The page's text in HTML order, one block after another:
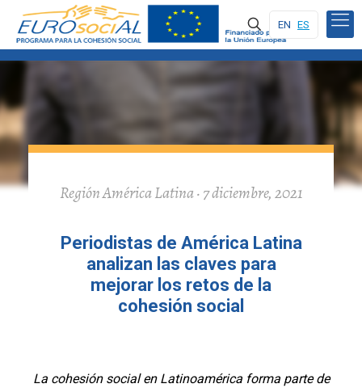
EN ES
Región América Latina · 7 diciembre, 2021
Periodistas de América Latina
analizan las claves para
mejorar los retos de la
cohesión social
La cohesión social en Latinoamérica forma parte de